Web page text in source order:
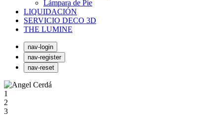
Lámpara de Pie
LIQUIDACIÓN
SERVICIO DECO 3D
THE LUMINE
nav-login
nav-register
nav-reset
1
2
3